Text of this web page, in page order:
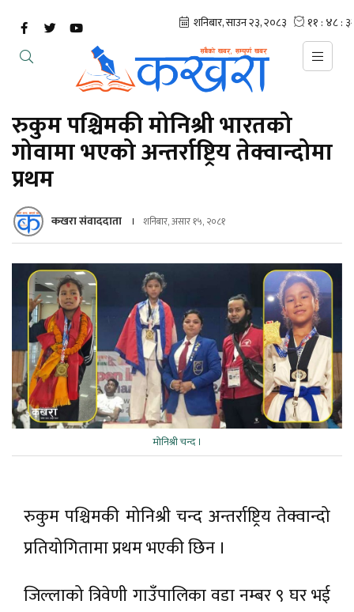
रुकुम पश्चिमकी मोनिश्री भारतको
गोवामा भएको अन्तर्राष्ट्रिय तेक्वान्दोमा
प्रथम
कखरा संवाददाता शनिबार, असार १५, २०८१
माेनिश्री चन्द ।
रुकुम पश्चिमकी मोनिश्री चन्द अन्तर्राष्ट्रिय तेक्वान्दो
प्रतियोगितामा प्रथम भएकी छिन ।
जिल्लाको त्रिवेणी गाउँपालिका वडा नम्बर ९ घर भई